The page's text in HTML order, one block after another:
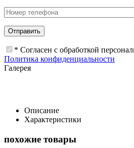
* Согласен с обработкой
Политика конфиденциальности
Галерея
Описание
Характеристики
похожие товары